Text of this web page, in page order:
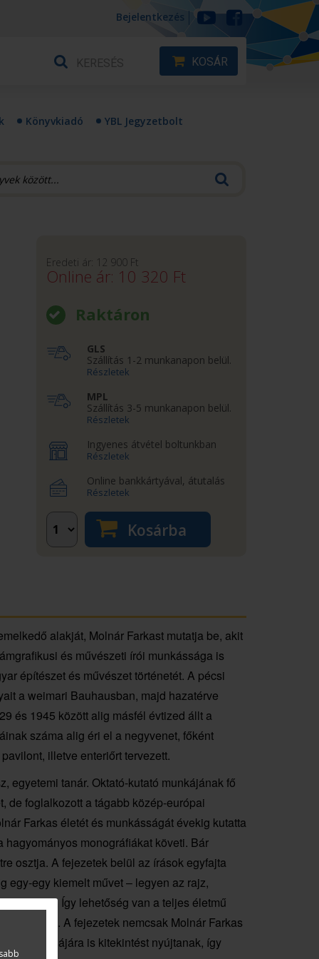
Bejelentkezés
KOSÁR
Könyvkiadó YBL Jegyzetbolt
Eredeti ár: 12 900Ft
Online ár: 10 320 Ft
Raktáron
GLS
Szállítás 1-2 munkanapon belül.
Részletek
MPL
Szállítás 3-5 munkanapon belül.
Részletek
Ingyenes átvétel boltunkban
Részletek
Online bankkártyával, átutalás
Részletek
Kosárba
alakját, Molnár Farkast mutatja be, akit
és művészeti írói munkássága is
építészet és művészet történetét. A pécsi
a weimari Bauhausban, majd hazatérve
és 1945 között alig másfél évtized állt a
száma alig éri el a negyvenet, főként
illetve enteriőrt tervezett.
egyetemi tanár. Oktató-kutató munkájának fő
de foglalkozott a tágabb közép-európai
Farkas életét és munkásságát évekig kutatta
monográfiákat követi. Bár
osztja. A fejezetek belül az írások egyfajta
egy-egy kiemelt művet – legyen az rajz,
követ. Így lehetőség van a teljes életmű
A fejezetek nemcsak Molnár Farkas
szcénájára is kitekintést nyújtanak, így